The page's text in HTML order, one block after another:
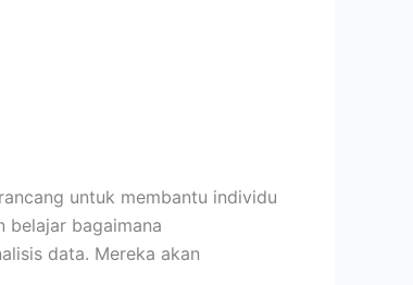
untuk membantu individu
belajar bagaimana
data. Mereka akan